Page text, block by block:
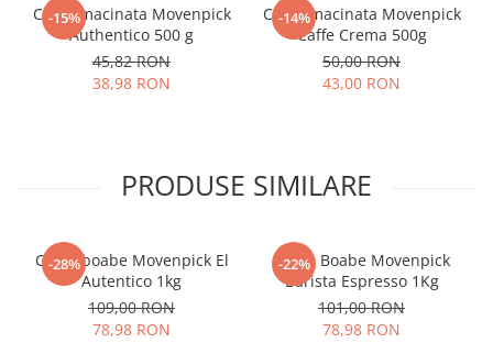
-15%
Cafea macinata Movenpick
Authentico 500 g
45,82 RON
38,98 RON
-14%
Cafea macinata Movenpick
Caffe Crema 500g
50,00 RON
43,00 RON
PRODUSE SIMILARE
-28%
Cafea boabe Movenpick El
Autentico 1kg
109,00 RON
78,98 RON
-22%
Cafea Boabe Movenpick
Barista Espresso 1Kg
101,00 RON
78,98 RON